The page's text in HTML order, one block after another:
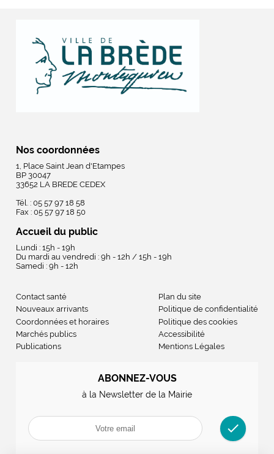
Nos coordonnées
1, Place Saint Jean d'Etampes
BP 30047
33652 LA BREDE CEDEX
Tél. : 05 57 97 18 58
Fax : 05 57 97 18 50
Accueil du public
Lundi : 15h - 19h
Du mardi au vendredi : 9h - 12h / 15h - 19h
Samedi : 9h - 12h
Contact santé
Nouveaux arrivants
Coordonnées et horaires
Marchés publics
Publications
Plan du site
Politique de confidentialité
Politique des cookies
Accessibilité
Mentions Légales
ABONNEZ-VOUS
à la Newsletter de la Mairie
check